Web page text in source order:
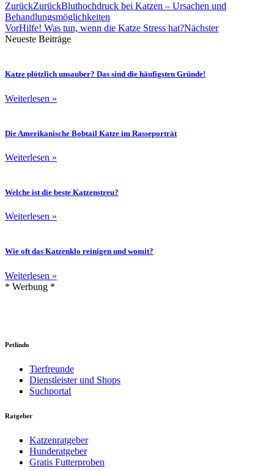
ZurückZurückBluthochdruck bei Katzen – Ursachen und
Behandlungsmöglichkeiten
VorHilfe! Was tun, wenn die Katze Stress hat?Nächster
Neueste Beiträge
Katze plötzlich unsauber? Das sind die häufigsten Gründe!
Weiterlesen »
Die Amerikanische Bobtail Katze im Rasseporträt
Weiterlesen »
Welche ist die beste Katzenstreu?
Weiterlesen »
Wie oft das Katzenklo reinigen und womit?
Weiterlesen »
* Werbung *
Petlindo
Tierfreunde
Dienstleister und Shops
Suchportal
Ratgeber
Katzenratgeber
Hunderatgeber
Gratis Futterproben